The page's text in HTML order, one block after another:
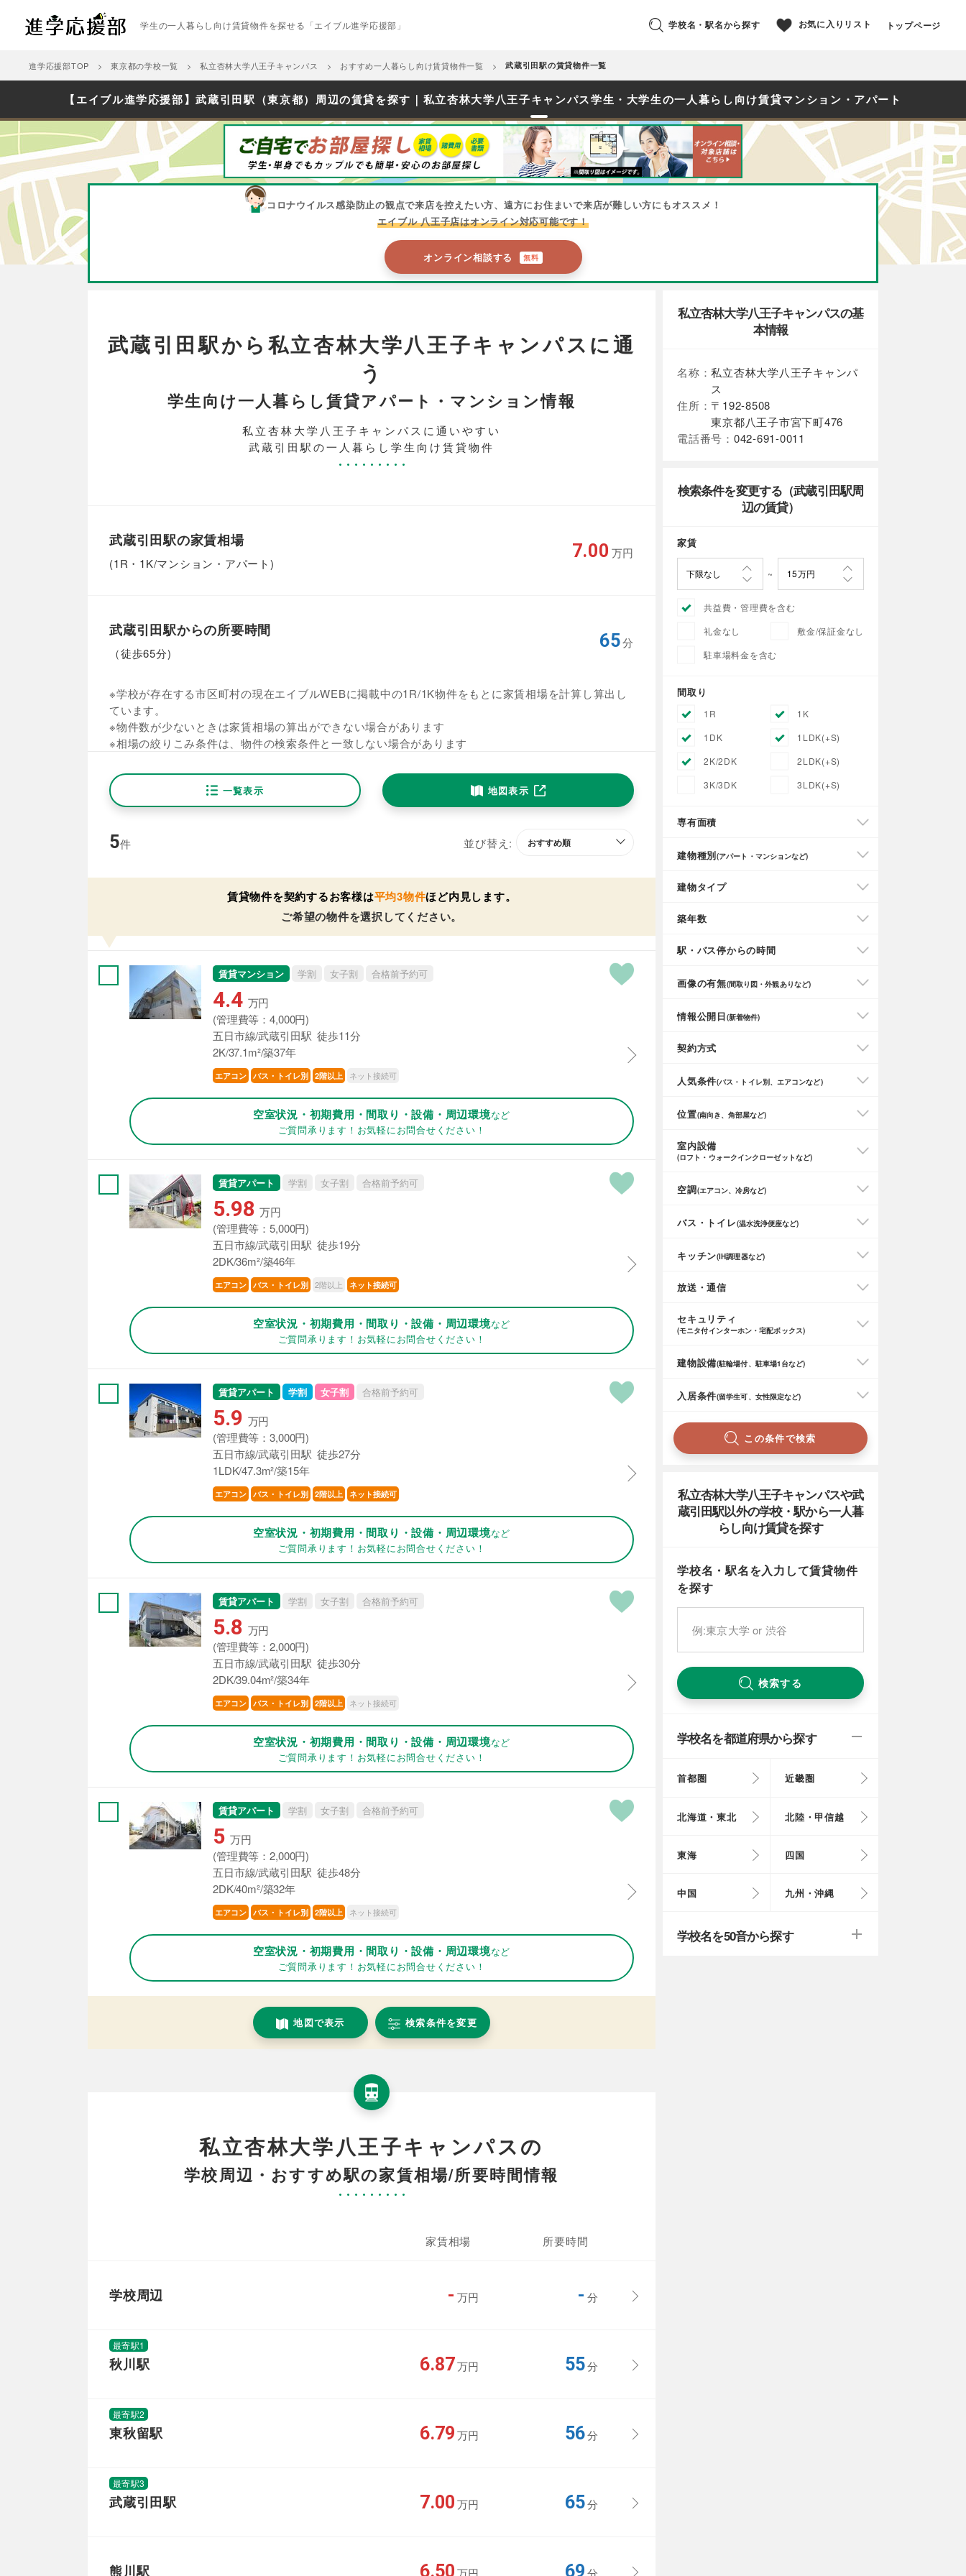
学生の一人暮らし向け賃貸物件を探せる「エイブル進学応援部」 学校名・駅名から探す お気に入りリスト トップページ
進学応援部TOP 東京都の学校一覧 私立杏林大学八王子キャンパス おすすめ一人暮らし向け賃貸物件一覧 武蔵引田駅の賃貸物件一覧
【エイブル進学応援部】武蔵引田駅（東京都）周辺の賃貸を探す｜私立杏林大学八王子キャンパス学生・大学生の一人暮らし向け賃貸マンション・アパート
コロナウイルス感染防止の観点で来店を控えたい方、遠方にお住まいで来店が難しい方にもオススメ！
エイブル 八王子店はオンライン対応可能です！
オンライン相談する 無料
武蔵引田駅から私立杏林大学八王子キャンパスに通
う
学生向け一人暮らし賃貸アパート・マンション情報
私立杏林大学八王子キャンパスに通いやすい
武蔵引田駅の一人暮らし学生向け賃貸物件
武蔵引田駅の家賃相場
(1R・1K/マンション・アパート)
7.00 万円
武蔵引田駅からの所要時間
（徒歩65分)
65分
※学校が存在する市区町村の現在エイブルWEBに掲載中の1R/1K物件をもとに家賃相場を計算し算出し
ています。
※物件数が少ないときは家賃相場の算出ができない場合があります
※相場の絞りこみ条件は、物件の検索条件と一致しない場合があります
一覧表示 地図表示
5件 並び替え:
賃貸物件を契約するお客様は平均3物件ほど内見します。
ご希望の物件を選択してください。
賃貸マンション 学割 女子割 合格前予約可
4.4 万円
(管理費等：4,000円)
五日市線/武蔵引田駅 徒歩11分
2K/37.1m²/築37年
エアコン バス・トイレ別 2階以上 ネット接続可
空室状況・初期費用・間取り・設備・周辺環境など
ご質問承ります！お気軽にお問合せください！
賃貸アパート 学割 女子割 合格前予約可
5.98 万円
(管理費等：5,000円)
五日市線/武蔵引田駅 徒歩19分
2DK/36m²/築46年
エアコン バス・トイレ別 2階以上 ネット接続可
空室状況・初期費用・間取り・設備・周辺環境など
ご質問承ります！お気軽にお問合せください！
賃貸アパート 学割 女子割 合格前予約可
5.9 万円
(管理費等：3,000円)
五日市線/武蔵引田駅 徒歩27分
1LDK/47.3m²/築15年
エアコン バス・トイレ別 2階以上 ネット接続可
空室状況・初期費用・間取り・設備・周辺環境など
ご質問承ります！お気軽にお問合せください！
賃貸アパート 学割 女子割 合格前予約可
5.8 万円
(管理費等：2,000円)
五日市線/武蔵引田駅 徒歩30分
2DK/39.04m²/築34年
エアコン バス・トイレ別 2階以上 ネット接続可
空室状況・初期費用・間取り・設備・周辺環境など
ご質問承ります！お気軽にお問合せください！
賃貸アパート 学割 女子割 合格前予約可
5 万円
(管理費等：2,000円)
五日市線/武蔵引田駅 徒歩48分
2DK/40m²/築32年
エアコン バス・トイレ別 2階以上 ネット接続可
空室状況・初期費用・間取り・設備・周辺環境など
ご質問承ります！お気軽にお問合せください！
地図で表示 検索条件を変更
私立杏林大学八王子キャンパスの
学校周辺・おすすめ駅の家賃相場/所要時間情報
家賃相場 所要時間
学校周辺 - 万円 - 分
最寄駅1
秋川駅 6.87万円 55分
最寄駅2
東秋留駅 6.79万円 56分
最寄駅3
武蔵引田駅 7.00万円 65分
熊川駅 6.50万円 69分
私立杏林大学八王子キャンパスの基
本情報
名称：私立杏林大学八王子キャンパ
ス
住所： 〒192-8508
東京都八王子市宮下町476
電話番号： 042-691-0011
検索条件を変更する（武蔵引田駅周
辺の賃貸）
家賃
共益費・管理費を含む
礼金なし
敷金/保証金なし
駐車場料金を含む
間取り
1R
1K
1DK
1LDK(+S)
2K/2DK
2LDK(+S)
3K/3DK
3LDK(+S)
専有面積
建物種別(アパート・マンションなど)
建物タイプ
築年数
駅・バス停からの時間
画像の有無(間取り図・外観ありなど)
情報公開日(新着物件)
契約方式
人気条件(バス・トイレ別、エアコンなど)
位置(南向き、角部屋など)
室内設備
(ロフト・ウォークインクローゼットなど)
空調(エアコン、冷房など)
バス・トイレ(温水洗浄便座など)
キッチン(IH調理器など)
放送・通信
セキュリティ
(モニタ付インターホン・宅配ボックス)
建物設備(駐輪場付、駐車場1台など)
入居条件(留学生可、女性限定など)
この条件で検索
私立杏林大学八王子キャンパスや武
蔵引田駅以外の学校・駅から一人暮
らし向け賃貸を探す
学校名・駅名を入力して賃貸物件
を探す
検索する
学校名を都道府県から探す
首都圏 近畿圏
北海道・東北 北陸・甲信越
東海 四国
中国 九州・沖縄
学校名を50音から探す